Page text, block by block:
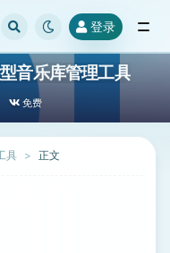
登录
音乐库管理工具
免费
具 正文